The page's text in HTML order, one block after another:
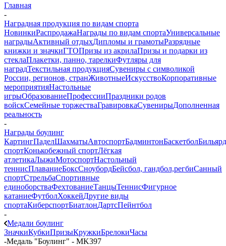
Главная
-
Наградная продукция по видам спорта
НовинкиРаспродажаНаграды по видам спортаУниверсальные
наградыАктивный отдыхДипломы и грамотыРазрядные
книжки и значкиГТОПризы из акрилаПризы и подарки из
стеклаПлакетки, панно, тарелкиФутляры для
наградТекстильная продукцияСувениры с символикой
России, регионов, странЖивотныеИскусствоКорпоративные
мероприятияНастольные
игрыОбразованиеПрофессииПраздники родов
войскСемейные торжестваГравировкаСувенирыДополненная
реальность
-
Награды боулинг
КартингПаделШахматыАвтоспортБадминтонБаскетболБильярд
спортКонькобежный спортЛёгкая
атлетикаЛыжиМотоспортНастольный
теннисПлаваниеБоксСноубордБейсбол, гандбол,регбиСанный
спортСтрельбаСпортивные
единоборстваФехтованиеТанцыТеннисФигурное
катаниеФутболХоккейДругие виды
спортаКиберспортБиатлонДартсПейнтбол
-
Медали боулинг
ЗначкиКубкиПризыКружкиБрелокиЧасы
-Медаль "Боулинг" - MK397